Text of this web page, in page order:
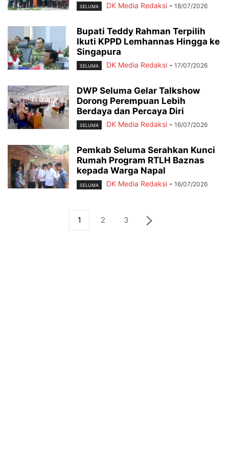
SELUMA DK Media Redaksi - 18/07/2026
Bupati Teddy Rahman Terpilih
Ikuti KPPD Lemhannas Hingga ke
Singapura
SELUMA DK Media Redaksi - 17/07/2026
DWP Seluma Gelar Talkshow
Dorong Perempuan Lebih
Berdaya dan Percaya Diri
SELUMA DK Media Redaksi - 16/07/2026
Pemkab Seluma Serahkan Kunci
Rumah Program RTLH Baznas
kepada Warga Napal
SELUMA DK Media Redaksi - 16/07/2026
1 2 3